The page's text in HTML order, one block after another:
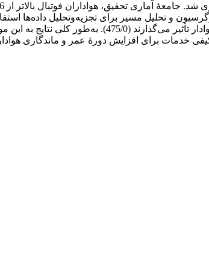
مدیریت دانش (543/0) به‌صورت مستقیم و حمایت سازمانی به‌صورت
خدمات برای افزایش دورۀ عمر و ماندگاری